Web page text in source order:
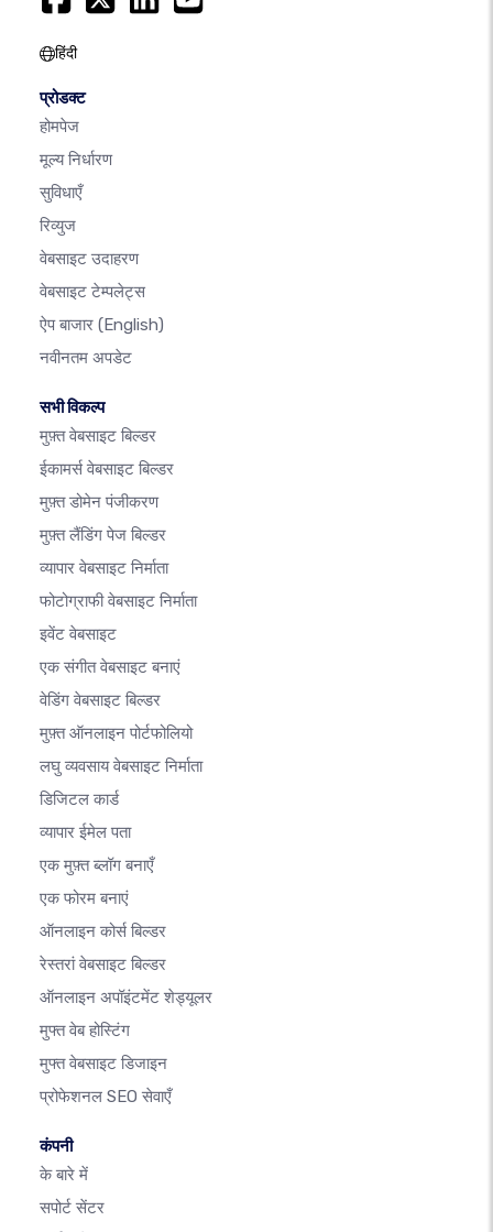
हिंदी
प्रोडक्ट
होमपेज
मूल्य निर्धारण
सुविधाएँ
रिव्युज
वेबसाइट उदाहरण
वेबसाइट टेम्पलेट्स
ऐप बाजार (English)
नवीनतम अपडेट
सभी विकल्प
मुफ़्त वेबसाइट बिल्डर
ईकामर्स वेबसाइट बिल्डर
मुफ़्त डोमेन पंजीकरण
मुफ़्त लैंडिंग पेज बिल्डर
व्यापार वेबसाइट निर्माता
फोटोग्राफी वेबसाइट निर्माता
इवेंट वेबसाइट
एक संगीत वेबसाइट बनाएं
वेडिंग वेबसाइट बिल्डर
मुफ़्त ऑनलाइन पोर्टफोलियो
लघु व्यवसाय वेबसाइट निर्माता
डिजिटल कार्ड
व्यापार ईमेल पता
एक मुफ़्त ब्लॉग बनाएँ
एक फोरम बनाएं
ऑनलाइन कोर्स बिल्डर
रेस्तरां वेबसाइट बिल्डर
ऑनलाइन अपॉइंटमेंट शेड्यूलर
मुफ्त वेब होस्टिंग
मुफ्त वेबसाइट डिजाइन
प्रोफेशनल SEO सेवाएँ
कंपनी
के बारे में
सपोर्ट सेंटर